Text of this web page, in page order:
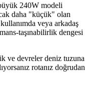
240W modeli
daha "küçük" olan
veya arkadaş
taşınabilirlik dengesi
ve devreler deniz tuzuna
rotanız doğrudan